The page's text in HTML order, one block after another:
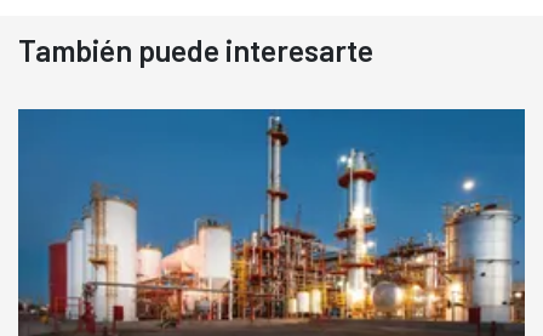
También puede interesarte